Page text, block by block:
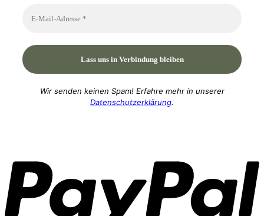
Wir senden keinen Spam! Erfahre mehr in unserer
Datenschutzerklärung.